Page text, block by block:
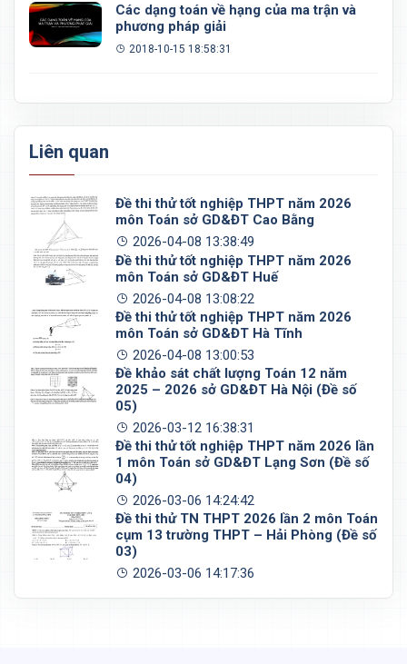
Các dạng toán về hạng của ma trận và
phương pháp giải
2018-10-15 18:58:31
Liên quan
Đề thi thử tốt nghiệp THPT năm 2026
môn Toán sở GD&ĐT Cao Bằng
2026-04-08 13:38:49
Đề thi thử tốt nghiệp THPT năm 2026
môn Toán sở GD&ĐT Huế
2026-04-08 13:08:22
Đề thi thử tốt nghiệp THPT năm 2026
môn Toán sở GD&ĐT Hà Tĩnh
2026-04-08 13:00:53
Đề khảo sát chất lượng Toán 12 năm
2025 – 2026 sở GD&ĐT Hà Nội (Đề số
05)
2026-03-12 16:38:31
Đề thi thử tốt nghiệp THPT năm 2026 lần
1 môn Toán sở GD&ĐT Lạng Sơn (Đề số
04)
2026-03-06 14:24:42
Đề thi thử TN THPT 2026 lần 2 môn Toán
cụm 13 trường THPT – Hải Phòng (Đề số
03)
2026-03-06 14:17:36